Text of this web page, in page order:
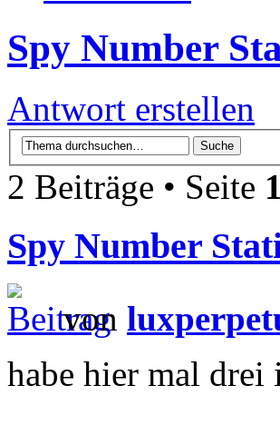
Spy Number
Antwort erstellen
2 Beiträge • Seite 1
Spy Number
von
habe hier mal drei